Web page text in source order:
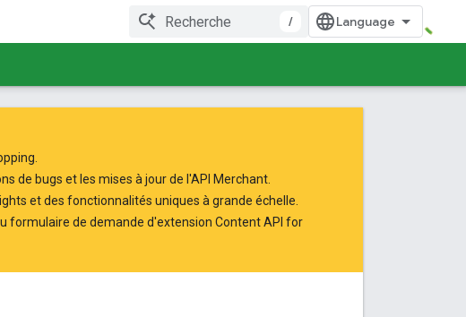
/
de bugs et les mises à jour de l'API Merchant.
et des fonctionnalités uniques à grande échelle.
formulaire de demande d'extension Content API for